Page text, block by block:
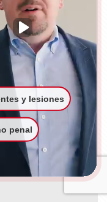
EN
MOTOCICLETAS
EN
MOTOCICLETAS
MOTOCICLETAS
y lesiones
penal